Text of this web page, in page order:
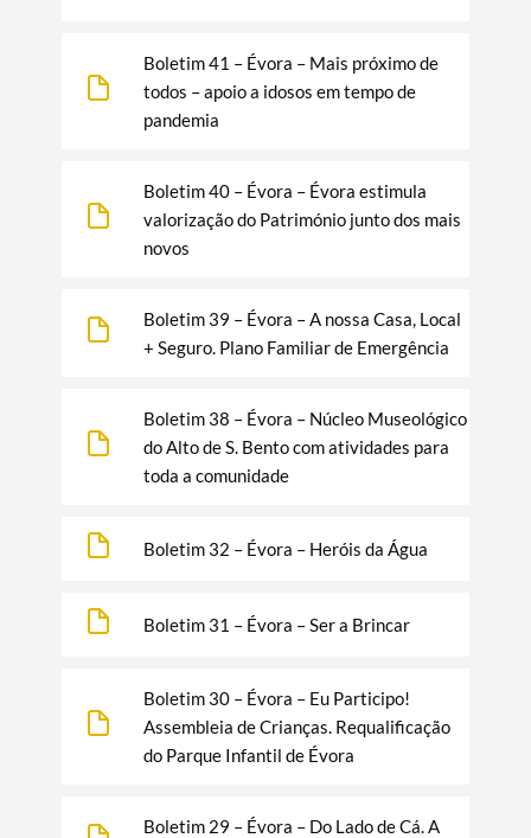
Termo de Pesquisa
Categorias gerais
Boletim 41 – Évora – Mais próximo de
todos – apoio a idosos em tempo de
pandemia
Boletim 40 – Évora – Évora estimula
valorização do Património junto dos mais
novos
Boletim 39 – Évora – A nossa Casa, Local
+ Seguro. Plano Familiar de Emergência
Boletim 38 – Évora – Núcleo Museológico
do Alto de S. Bento com atividades para
toda a comunidade
Boletim 32 – Évora – Heróis da Água
Boletim 31 – Évora – Ser a Brincar
Boletim 30 – Évora – Eu Participo!
Assembleia de Crianças. Requalificação
do Parque Infantil de Évora
Boletim 29 – Évora – Do Lado de Cá. A